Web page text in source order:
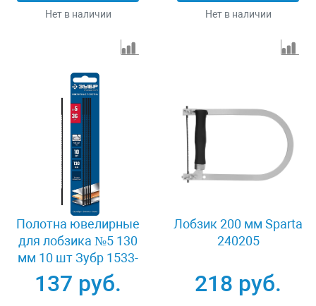
Нет в наличии Нет в наличии
Полотна ювелирные
для лобзика №5 130
мм 10 шт Зубр 1533-
10
137 руб.
Лобзик 200 мм Sparta
240205
218 руб.